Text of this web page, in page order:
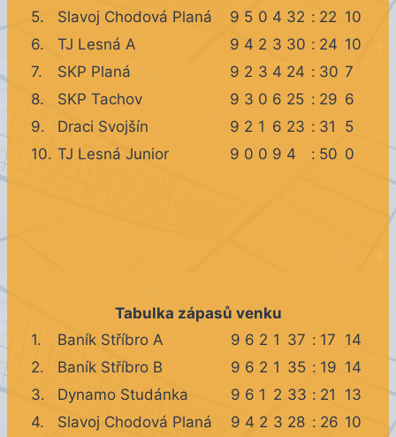
5.
Slavoj Chodová Planá 9 5 0 4 32 : 22 10
6.
TJ Lesná A 9 4 2 3 30 : 24 10
7.
SKP Planá 9 2 3 4 24 : 30 7
8.
SKP Tachov 9 3 0 6 25 : 29 6
9.
Draci Svojšín 9 2 1 6 23 : 31
5
10. TJ Lesná Junior 9 0 0 9 4 : 50 0
Tabulka zápasů venku
1.
Baník Stříbro A 9 6 2 1 37 : 17 14
2.
Baník Stříbro B 9 6 2 1 35 : 19 14
3.
Dynamo Studánka 9 6 1 2 33 : 21
13
4.
Slavoj Chodová Planá 9 4 2 3 28 : 26 10